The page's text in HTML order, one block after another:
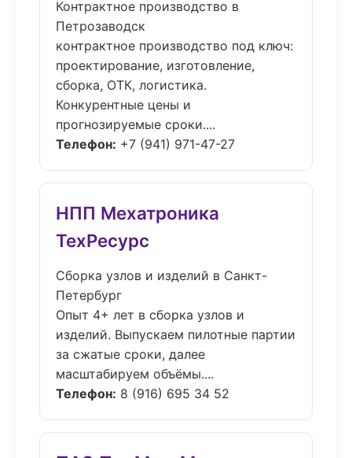
Контрактное производство в
Петрозаводск
контрактное производство под ключ:
проектирование, изготовление,
сборка, ОТК, логистика.
Конкурентные цены и
прогнозируемые сроки....
Телефон: +7 (941) 971-47-27
НПП Мехатроника
ТехРесурс
Сборка узлов и изделий в Санкт-
Петербург
Опыт 4+ лет в сборка узлов и
изделий. Выпускаем пилотные партии
за сжатые сроки, далее
масштабируем объёмы....
Телефон: 8 (916) 695 34 52